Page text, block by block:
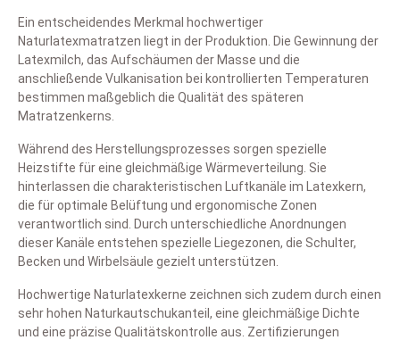
Ein entscheidendes Merkmal hochwertiger
Naturlatexmatratzen liegt in der Produktion. Die Gewinnung der
Latexmilch, das Aufschäumen der Masse und die
anschließende Vulkanisation bei kontrollierten Temperaturen
bestimmen maßgeblich die Qualität des späteren
Matratzenkerns.
Während des Herstellungsprozesses sorgen spezielle
Heizstifte für eine gleichmäßige Wärmeverteilung. Sie
hinterlassen die charakteristischen Luftkanäle im Latexkern,
die für optimale Belüftung und ergonomische Zonen
verantwortlich sind. Durch unterschiedliche Anordnungen
dieser Kanäle entstehen spezielle Liegezonen, die Schulter,
Becken und Wirbelsäule gezielt unterstützen.
Hochwertige Naturlatexkerne zeichnen sich zudem durch einen
sehr hohen Naturkautschukanteil, eine gleichmäßige Dichte
und eine präzise Qualitätskontrolle aus. Zertifizierungen